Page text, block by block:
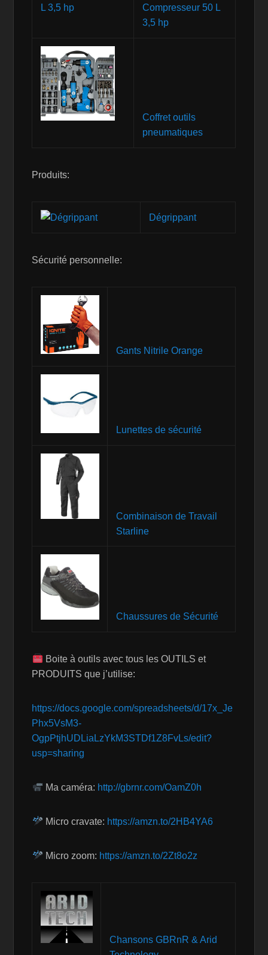
Compresseur 50 L
3,5 hp
Coffret outils
pneumatiques
Produits:
Dégrippant
Sécurité personnelle:
Gants Nitrile Orange
Lunettes de sécurité
Combinaison de Travail
Starline
Chaussures de Sécurité
Boite à outils avec tous les OUTILS et
PRODUITS que j’utilise:
https://docs.google.com/spreadsheets/d/17x_Je
Phx5VsM3-
OgpPtjhUDLiaLzYkM3STDf1Z8FvLs/edit?
usp=sharing
Ma caméra: http://gbrnr.com/OamZ0h
Micro cravate: https://amzn.to/2HB4YA6
Micro zoom: https://amzn.to/2Zt8o2z
Chansons GBRnR & Arid